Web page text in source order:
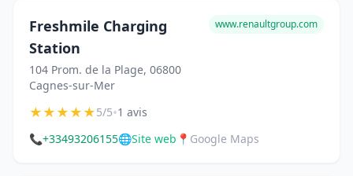
Freshmile Charging
Station
104 Prom. de la Plage, 06800
Cagnes-sur-Mer
www.renaultgroup.com
★★★★★5/5•1 avis
📞+33493206155🌐Site web 📍 Google Maps